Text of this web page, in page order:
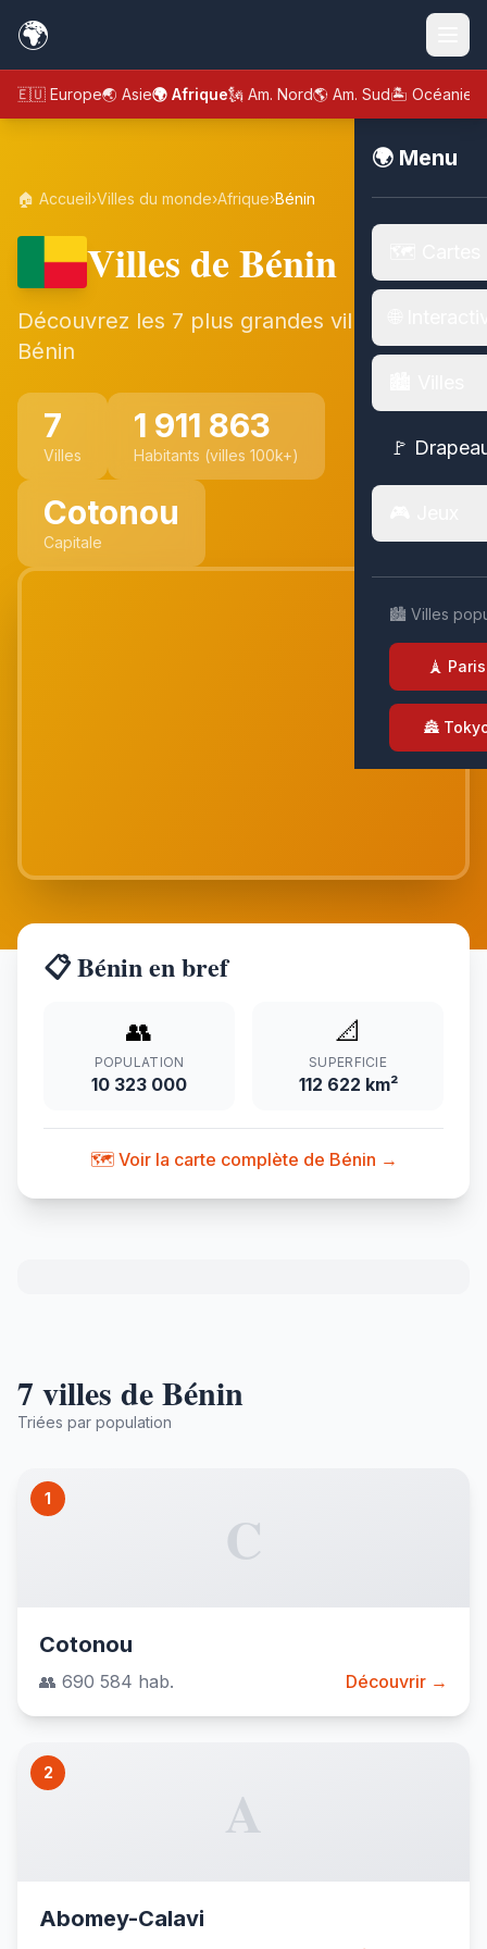
🌍
🇪🇺 Europe🌏 Asie🌍 Afrique🗽 Am. Nord🌎 Am. Sud🏝️ Océanie
🌍 Menu
🚩
🏙️ Villes
🗼 Paris
🏯
🏠 Accueil›Villes du monde›Afrique›Bénin
Villes de Bénin
Découvrez les 7 plus grandes villes de
Bénin
7
Villes
1 911 863
Habitants (villes 100k+)
Cotonou
Capitale
📋 Bénin en bref
👥
POPULATION
10 323 000
📐
SUPERFICIE
112 622 km²
🗺️ Voir la carte complète de Bénin →
7 villes de Bénin
Triées par population
1
C
Cotonou
👥 690 584 hab. Découvrir →
2
A
Abomey-Calavi